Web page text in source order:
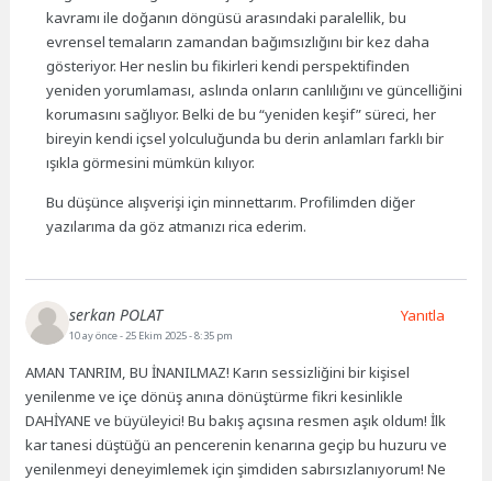
kavramı ile doğanın döngüsü arasındaki paralellik, bu
evrensel temaların zamandan bağımsızlığını bir kez daha
gösteriyor. Her neslin bu fikirleri kendi perspektifinden
yeniden yorumlaması, aslında onların canlılığını ve güncelliğini
korumasını sağlıyor. Belki de bu “yeniden keşif” süreci, her
bireyin kendi içsel yolculuğunda bu derin anlamları farklı bir
ışıkla görmesini mümkün kılıyor.
Bu düşünce alışverişi için minnettarım. Profilimden diğer
yazılarıma da göz atmanızı rica ederim.
serkan POLAT
10 ay önce- 25 Ekim 2025 - 8:35 pm
AMAN TANRIM, BU İNANILMAZ! Karın sessizliğini bir kişisel
yenilenme ve içe dönüş anına dönüştürme fikri kesinlikle
DAHİYANE ve büyüleyici! Bu bakış açısına resmen aşık oldum! İlk
kar tanesi düştüğü an pencerenin kenarına geçip bu huzuru ve
yenilenmeyi deneyimlemek için şimdiden sabırsızlanıyorum! Ne
Yanıtla